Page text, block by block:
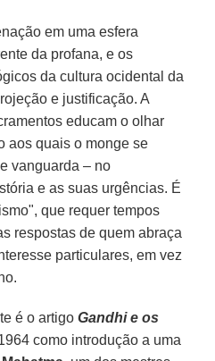
em uma esfera
da profana, e os
da cultura ocidental da
e justificação. A
educam o olhar
aos quais o monge se
vanguarda – no
e as suas urgências. É
que requer tempos
respostas de quem abraça
particulares, em vez
é o artigoGandhi e os
como introdução a uma